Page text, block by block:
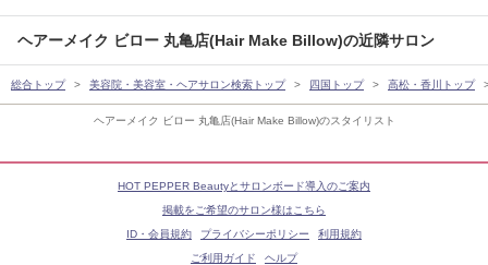
ヘアーメイク ビロー 丸亀店(Hair Make Billow)のスタイリスト
ヘアーメイク ビロー 丸亀店(Hair Make Billow)の近隣サロン
総合トップ 美容院・美容室・ヘアサロン検索トップ 四国トップ 高松・香川トップ
HOT PEPPER Beautyとサロンボード導入のご案内
掲載をご希望のサロン様はこちら
ID・会員規約
プライバシーポリシー
利用規約
ご利用ガイド
ヘルプ